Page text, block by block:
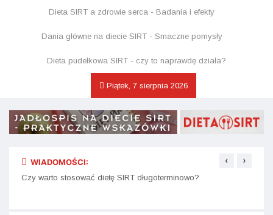
Dieta SIRT a zdrowie serca - Badania i efekty
Dania główne na diecie SIRT - Smaczne pomysły
Dieta pudełkowa SIRT - czy to naprawdę działa?
Piątek, 7 sierpnia 2026
WIADOMOŚCI:
Jak przygotować zdrowe desery SIRT bez dodatku cukru?
‹ ›